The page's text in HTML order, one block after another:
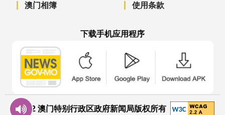
澳门相簿 使用条款
下载手机应用程序
© 2022 澳门特别行政区政府新闻局版权所有